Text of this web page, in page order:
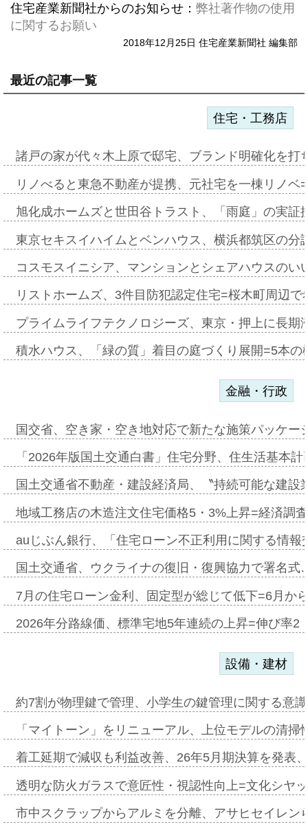
住宅産業新聞社からのお知らせ： 弊社著作物の使用
に関するお願い
2018年12月25日 住宅産業新聞社 編集部
最近の記事一覧
住宅・工務店
諸戸の家が代々木上原で邸宅、ブランド明確化を
リノべると東急不動産が提携、元社宅を一棟リノ
旭化成ホームズと世田谷トラスト、「雨庭」の実
東京セキスイハイムとベンハウス、横浜都筑区の
コスモスイニシア、マンションとシェアハウスの
リストホームズ、3件目防犯認定住宅=桜木町周辺
プライムライフテクノロジーズ、東京・押上に長
積水ハウス、「緑の質」着目の庭づくり展開=5本
金融・行政
国交省、空き家・空き地対応で新たな施策パッケ
「2026年版国土交通白書」住宅分野、住生活基本
国土交通省不動産・建設経済局、〝持続可能な建
地域工務店の木造注文住宅価格5・3%上昇=経済調
auじぶん銀行、「住宅ローン不正利用に関する情
国土交通省、ウクライナの復旧・復興協力で署名
7月の住宅ローン金利、固定型が総じて低下=6月か
2026年分路線価、標準宅地5年連続の上昇=伸び率
設備・建材
約7割が物理鍵で管理、小学生の鍵管理に関する意
「マイトーン」をリニューアル、上位モデルの清
着工延期で減収も利益改善、26年5月期決算を発表
透明な防火ガラスで意匠性・視認性向上=文化シヤ
市中スクラップからアルミを分離、アサヒセイレ